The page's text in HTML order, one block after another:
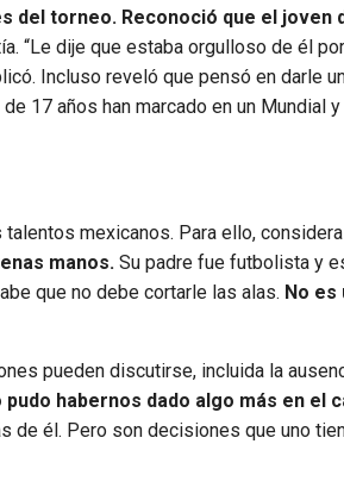
del torneo. Reconoció que el joven
“Le dije que estaba orgulloso de él
Incluso reveló que pensó en darle
17 años han marcado en un Mundial
mexicanos. Para ello,
manos. Su padre fue futbolista y
que no debe cortarle las alas. No es
pueden discutirse, incluida la
habernos dado algo más en el
de él. Pero son decisiones que uno